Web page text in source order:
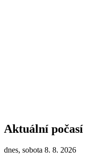
Aktuální počasí
dnes, sobota 8. 8. 2026